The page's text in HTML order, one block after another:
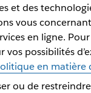
et des
vous
en ligne.
possibilités
en matière
ou de